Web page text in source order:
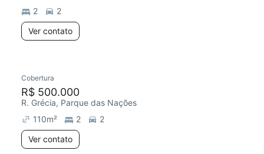
2
2
Ver contato
Redecorar
Cobertura
R$ 500.000
R. Grécia, Parque das Nações
110m² 2
2
Ver contato